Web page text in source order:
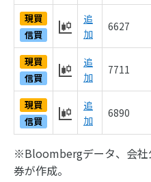
現買
信買
追
加
6627
現買
信買
追
加
7711
現買
信買
追
加
6890
※Bloombergデータ、会社
券が作成。